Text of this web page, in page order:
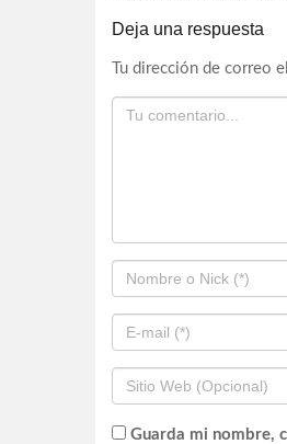
Deja una respuesta
Tu dirección de correo
Guarda mi nombre,